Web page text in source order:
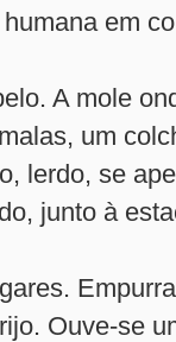
em
A mole
um
lerdo, se
junto à
Ouve-se